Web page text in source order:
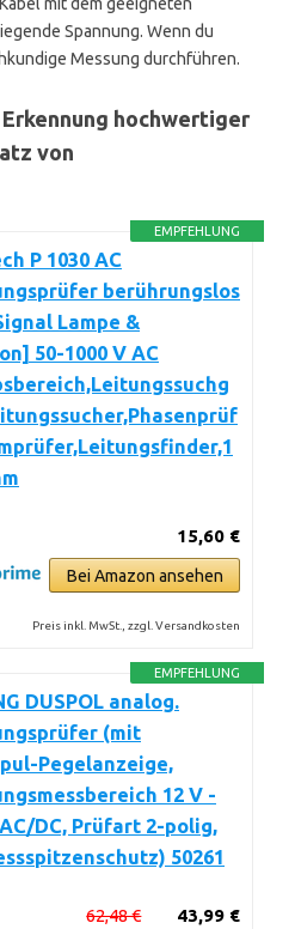
Spannung. Wenn du
Messung durchführen.
hochwertiger
von
EMPFEHLUNG
P 1030 AC
berührungslos
Lampe &
50-1000 V AC
15,60 €
Bei Amazon ansehen
Preis inkl. MwSt., zzgl. Versandkosten
EMPFEHLUNG
DUSPOL analog.
(mit
Pegelanzeige,
12 V -
DC, Prüfart 2-polig,
50261
43,99 €
62,48 €